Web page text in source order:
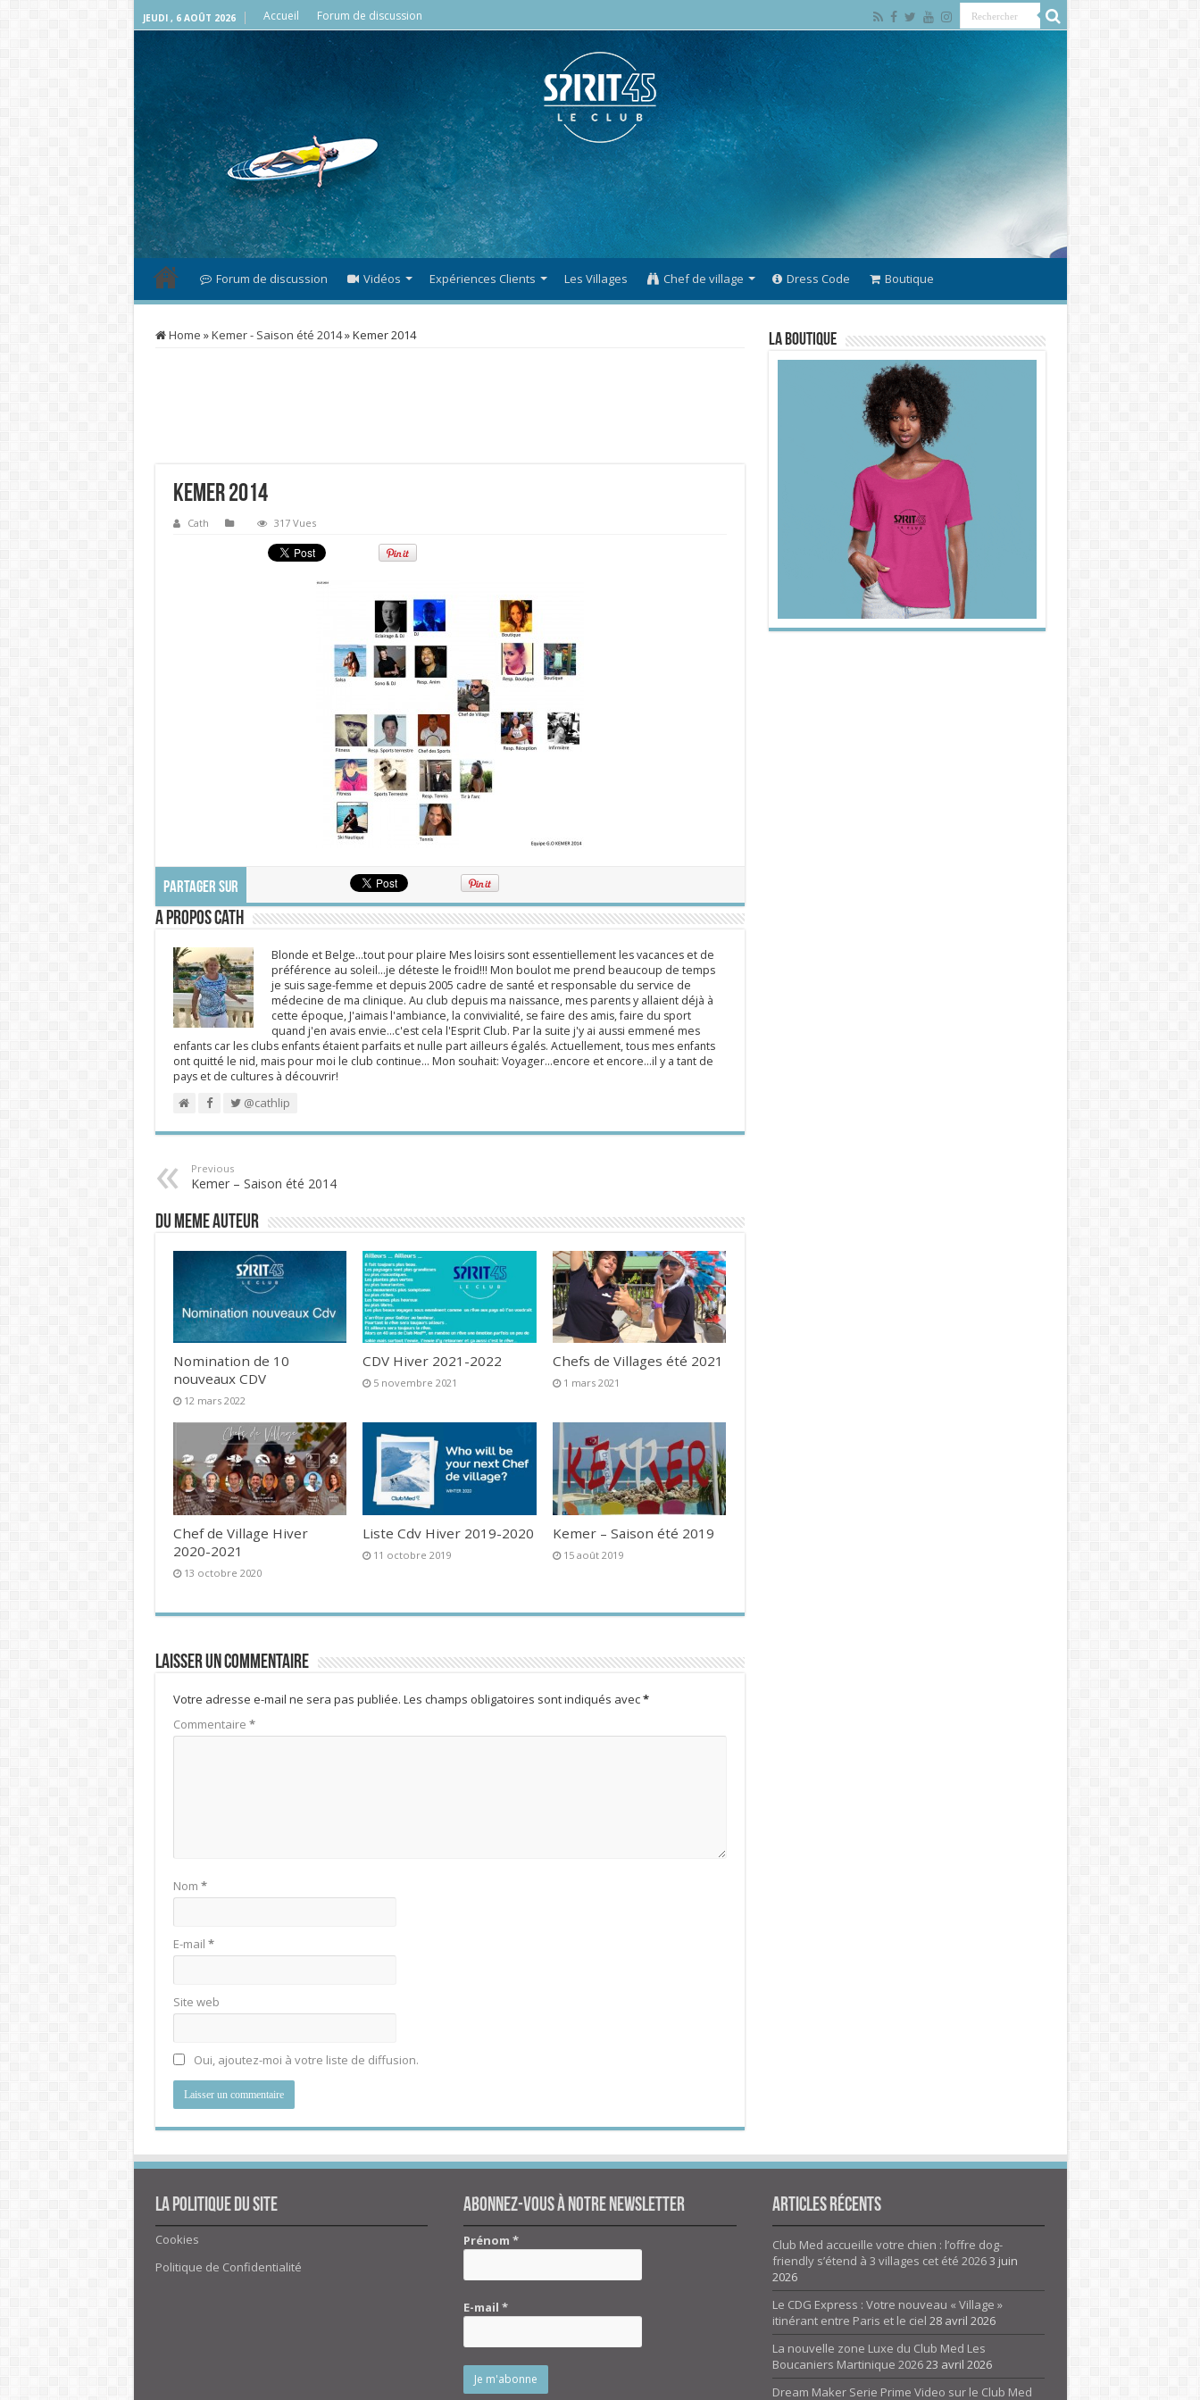
JEUDI , 6 AOÛT 2026 Accueil Forum de discussion
Forum de discussion Vidéos Expériences Clients Les Villages Chef de village Dress Code Boutique
Home »Kemer - Saison été 2014»Kemer 2014
Kemer 2014
Cath 317 Vues
PARTAGER SUR
A propos Cath
Blonde et Belge...tout pour plaire Mes loisirs sont essentiellement les vacances et de
préférence au soleil...je déteste le froid!!! Mon boulot me prend beaucoup de temps
je suis sage-femme et depuis 2005 cadre de santé et responsable du service de
médecine de ma clinique. Au club depuis ma naissance, mes parents y allaient déjà à
cette époque, J'aimais l'ambiance, la convivialité, se faire des amis, faire du sport
quand j'en avais envie...c'est cela l'Esprit Club. Par la suite j'y ai aussi emmené mes
enfants car les clubs enfants étaient parfaits et nulle part ailleurs égalés. Actuellement, tous mes enfants
ont quitté le nid, mais pour moi le club continue... Mon souhait: Voyager...encore et encore...il y a tant de
pays et de cultures à découvrir!
@cathlip
Previous
Kemer – Saison été 2014
DU MEME AUTEUR
Nomination de 10
nouveaux CDV
12 mars 2022
CDV Hiver 2021-2022
5 novembre 2021
Chefs de Villages été 2021
1 mars 2021
Chef de Village Hiver
2020-2021
13 octobre 2020
Liste Cdv Hiver 2019-2020
11 octobre 2019
Kemer – Saison été 2019
15 août 2019
Laisser un commentaire
Votre adresse e-mail ne sera pas publiée. Les champs obligatoires sont indiqués avec*
Commentaire *
Nom *
E-mail *
Site web
Oui, ajoutez-moi à votre liste de diffusion.
La Boutique
La politique du site
Cookies
Politique de Confidentialité
Abonnez-vous à notre newsletter
Prénom*
E-mail*
Articles Récents
Club Med accueille votre chien : l’offre dog-
friendly s’étend à 3 villages cet été 20263 juin
2026
Le CDG Express : Votre nouveau « Village »
itinérant entre Paris et le ciel 28 avril 2026
La nouvelle zone Luxe du Club Med Les
Boucaniers Martinique 202623 avril 2026
Dream Maker Serie Prime Video sur le Club Med